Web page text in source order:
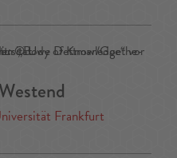
Frankfurt